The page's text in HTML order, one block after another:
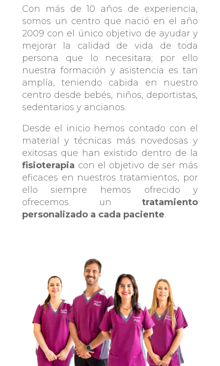
Con más de 10 años de experiencia,
somos un centro que nació en el año
2009 con el único objetivo de ayudar y
mejorar la calidad de vida de toda
persona que lo necesitara; por ello
nuestra formación y asistencia es tan
amplía, teniendo cabida en nuestro
centro desde bebés, niños, deportistas,
sedentarios y ancianos.
Desde el inicio hemos contado con el
material y técnicas más novedosas y
exitosas que han existido dentro de la
fisioterapia con el objetivo de ser más
eficaces en nuestros tratamientos, por
ello siempre hemos ofrecido y
ofrecemos untratamiento
personalizado a cada paciente.